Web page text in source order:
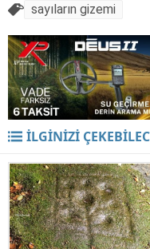
sayıların gizemi
İLGİNİZİ